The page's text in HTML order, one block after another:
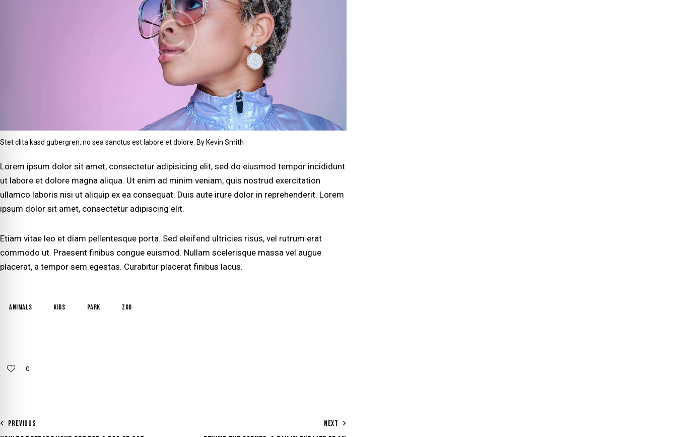
Stet clita kasd gubergren, no sea sanctus est labore et dolore. By Kevin Smith
Lorem ipsum dolor sit amet, consectetur adipisicing elit, sed do eiusmod tempor incididunt
ut labore et dolore magna aliqua. Ut enim ad minim veniam, quis nostrud exercitation
ullamco laboris nisi ut aliquip ex ea consequat. Duis aute irure dolor in reprehenderit. Lorem
ipsum dolor sit amet, consectetur adipiscing elit.
Etiam vitae leo et diam pellentesque porta. Sed eleifend ultricies risus, vel rutrum erat
commodo ut. Praesent finibus congue euismod. Nullam scelerisque massa vel augue
placerat, a tempor sem egestas. Curabitur placerat finibus lacus.
animals kids park zoo
0
PREVIOUS NEXT